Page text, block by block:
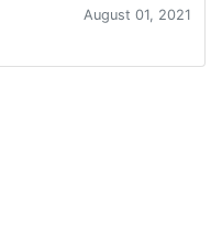
August 01, 2021